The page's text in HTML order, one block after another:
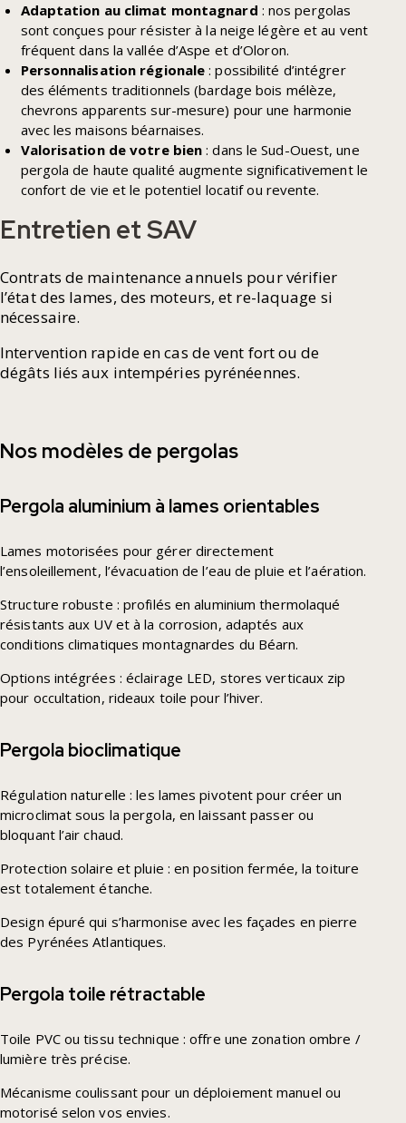
Adaptation au climat montagnard : nos pergolas
sont conçues pour résister à la neige légère et au vent
fréquent dans la vallée d’Aspe et d’Oloron.
Personnalisation régionale : possibilité d’intégrer
des éléments traditionnels (bardage bois mélèze,
chevrons apparents sur-mesure) pour une harmonie
avec les maisons béarnaises.
Valorisation de votre bien : dans le Sud-Ouest, une
pergola de haute qualité augmente significativement le
confort de vie et le potentiel locatif ou revente.
Entretien et SAV
Contrats de maintenance annuels pour vérifier
l’état des lames, des moteurs, et re-laquage si
nécessaire.
Intervention rapide en cas de vent fort ou de
dégâts liés aux intempéries pyrénéennes.
Nos modèles de pergolas
Pergola aluminium à lames orientables
Lames motorisées pour gérer directement
l’ensoleillement, l’évacuation de l’eau de pluie et l’aération.
Structure robuste : profilés en aluminium thermolaqué
résistants aux UV et à la corrosion, adaptés aux
conditions climatiques montagnardes du Béarn.
Options intégrées : éclairage LED, stores verticaux zip
pour occultation, rideaux toile pour l’hiver.
Pergola bioclimatique
Régulation naturelle : les lames pivotent pour créer un
microclimat sous la pergola, en laissant passer ou
bloquant l’air chaud.
Protection solaire et pluie : en position fermée, la toiture
est totalement étanche.
Design épuré qui s’harmonise avec les façades en pierre
des Pyrénées Atlantiques.
Pergola toile rétractable
Toile PVC ou tissu technique : offre une zonation ombre /
lumière très précise.
Mécanisme coulissant pour un déploiement manuel ou
motorisé selon vos envies.